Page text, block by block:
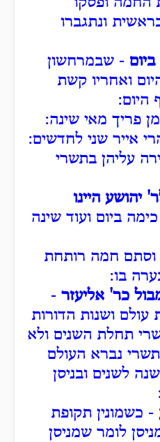
ונתגברו
- שבמרחשון
ואחריו קשת
היום:
פריך מאי שינה:
אייר שני לחדשים:
עליהן בתשרי
יהושע היינו
ביום ועוד שינה
וסתם חמה רותחת
בו:
כר' אליעזר -
עולם ושנות הדורות
תחלת השנים ולא
נברא העולם
לשנים ובניסן
- כשמונין תקופת
לומר שמניסן